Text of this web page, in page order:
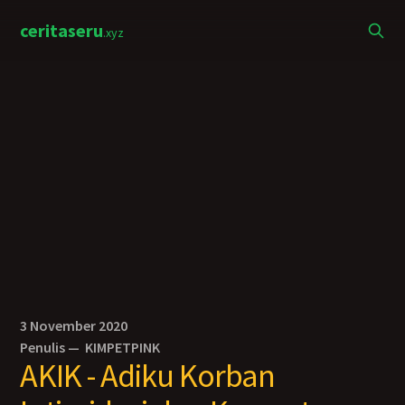
ceritaseru.xyz
3 November 2020
Penulis — KIMPETPINK
AKIK - Adiku Korban